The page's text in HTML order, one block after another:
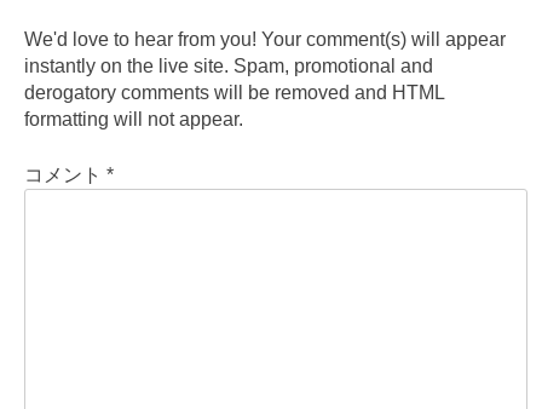
We'd love to hear from you! Your comment(s) will appear
instantly on the live site. Spam, promotional and
derogatory comments will be removed and HTML
formatting will not appear.
コメント *